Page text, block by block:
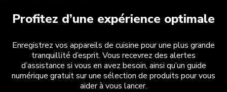
Profitez d’une expérience optimale
Enregistrez vos appareils de cuisine pour une plus grande
tranquillité d’esprit. Vous recevrez des alertes
d’assistance si vous en avez besoin, ainsi qu’un guide
numérique gratuit sur une sélection de produits pour vous
aider à vous lancer.